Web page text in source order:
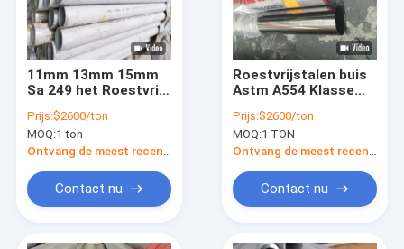
11mm 13mm 15mm
Sa 249 het Roestvrije
Prijs:$2600/ton
MOQ:1 ton
Ontvang de meest recente Prijs
Contact nu
Roestvrijstalen buis
Astm A554 Klasse
Roestvrijstalen buis
Spiegelpoetsoppervlak
decoratief
Prijs:$2600/ton
MOQ:1 TON
Ontvang de meest recente Prijs
Contact nu